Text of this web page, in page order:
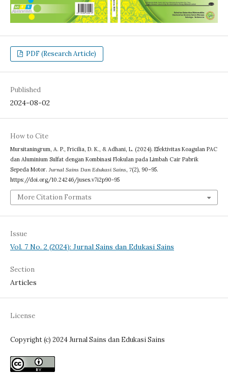
PDF (Research Article)
Published
2024-08-02
How to Cite
Mursitaningrum, A. P., Fricilia, D. K., & Adhani, L. (2024). Efektivitas Koagulan PAC
dan Aluminium Sulfat dengan Kombinasi Flokulan pada Limbah Cair Pabrik
Sepeda Motor. Jurnal Sains Dan Edukasi Sains, 7(2), 90–95.
https://doi.org/10.24246/juses.v7i2p90-95
More Citation Formats
Issue
Vol. 7 No. 2 (2024): Jurnal Sains dan Edukasi Sains
Section
Articles
License
Copyright (c) 2024 Jurnal Sains dan Edukasi Sains